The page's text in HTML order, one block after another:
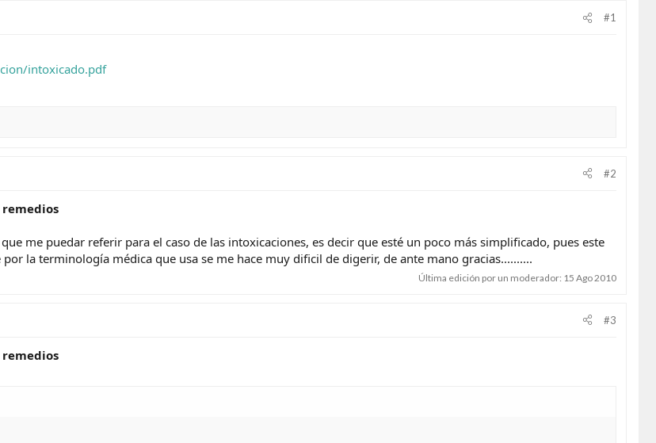
#1
intoxicado.pdf
#2
remedios
me puedar referir para el caso de las intoxicaciones, es decir que esté un poco más simplificado, pues este
la terminología médica que usa se me hace muy dificil de digerir, de ante mano gracias..........
Última edición por un moderador: 15 Ago 2010
#3
remedios